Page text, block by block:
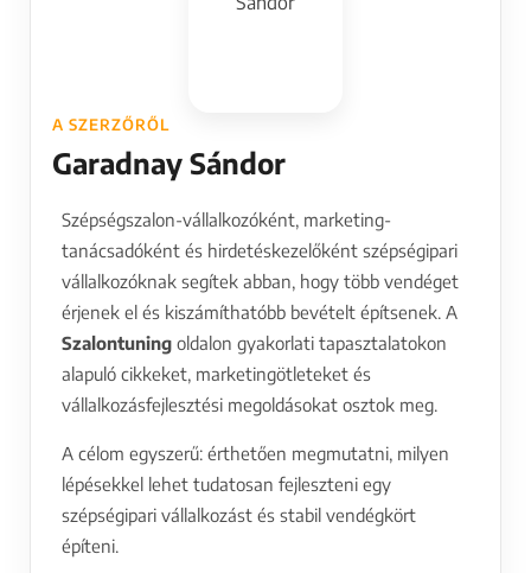
egyeztetés céljából.
vagy kereshetsz a +36 20 589 9752
A SZERZŐRŐL
Garadnay Sándor
Szépségszalon-vállalkozóként, marketing-
tanácsadóként és hirdetéskezelőként szépségipari
vállalkozóknak segítek abban, hogy több vendéget
érjenek el és kiszámíthatóbb bevételt építsenek. A
Szalontuningoldalon gyakorlati tapasztalatokon
alapuló cikkeket, marketingötleteket és
vállalkozásfejlesztési megoldásokat osztok meg.
A célom egyszerű: érthetően megmutatni, milyen
lépésekkel lehet tudatosan fejleszteni egy
szépségipari vállalkozást és stabil vendégkört
építeni.